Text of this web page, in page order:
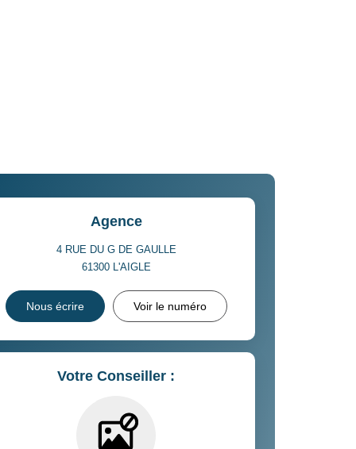
Agence
4 RUE DU G DE GAULLE
61300 L'AIGLE
Nous écrire Voir le numéro
Votre Conseiller :